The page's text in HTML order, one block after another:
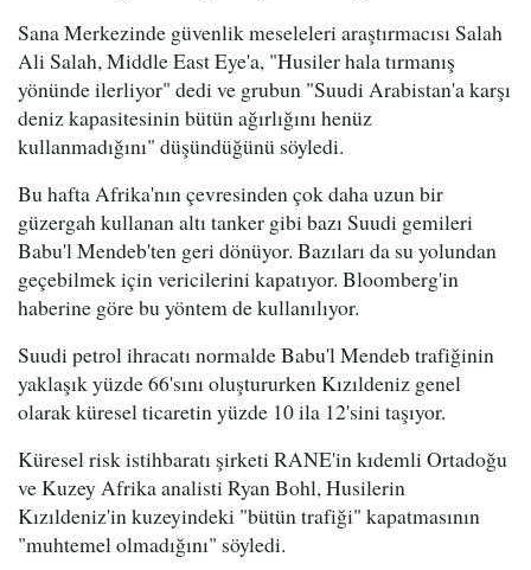
Sana Merkezinde güvenlik meseleleri araştırmacısı Salah
Ali Salah, Middle East Eye'a, "Husiler hala tırmanış
yönünde ilerliyor" dedi ve grubun "Suudi Arabistan'a karşı
deniz kapasitesinin bütün ağırlığını henüz
kullanmadığını" düşündüğünü söyledi.
Bu hafta Afrika'nın çevresinden çok daha uzun bir
güzergah kullanan altı tanker gibi bazı Suudi gemileri
Babu'l Mendeb'ten geri dönüyor. Bazıları da su yolundan
geçebilmek için vericilerini kapatıyor. Bloomberg'in
haberine göre bu yöntem de kullanılıyor.
Suudi petrol ihracatı normalde Babu'l Mendeb trafiğinin
yaklaşık yüzde 66'sını oluştururken Kızıldeniz genel
olarak küresel ticaretin yüzde 10 ila 12'sini taşıyor.
Küresel risk istihbaratı şirketi RANE'in kıdemli Ortadoğu
ve Kuzey Afrika analisti Ryan Bohl, Husilerin
Kızıldeniz'in kuzeyindeki "bütün trafiği" kapatmasının
"muhtemel olmadığını" söyledi.